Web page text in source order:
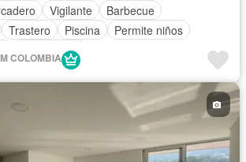
Vigilante
Barbecue
Trastero Piscina
Permite niños
Sin amoblar
COLOMBIA